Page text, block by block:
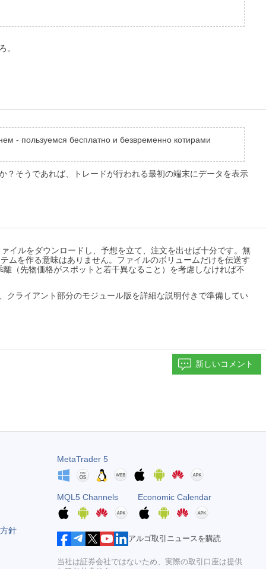
。
- пользуемся бесплатно и безвременно котирами
そうであれば、トレードが行われる最初の端末にデータを表示
イルをダウンロードし、予想を立て、注文を出せば十分です。無
ムを作る意味はありません。ファイルのボリュームだけを伝送す
（先物価格がスポットと若干異なること）を考慮しなければ不
ライアント部分のモジュール版を詳細な説明付きで準備してい
新しいコメント
針
MetaTrader 5
MQL5 Channels Economic Calendar
アルゴ取引ニュースを購読
当社は証券会社ではないため、実際の取引口座は提供